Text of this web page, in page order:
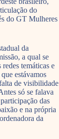
do
do GT Mulheres
da
a qual se
temáticas e
estávamos
de visibilidade
só se falava
das
e na própria
da